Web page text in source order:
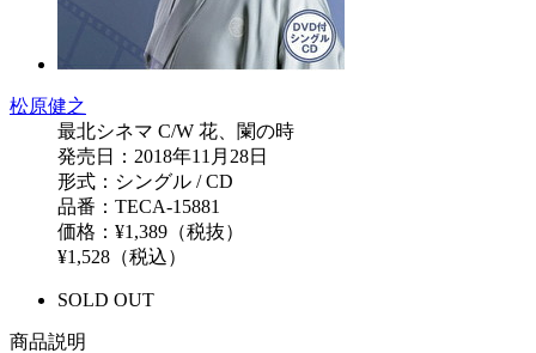
松原健之
最北シネマ C/W 花、闌の時
発売日：2018年11月28日
形式：シングル / CD
品番：TECA-15881
価格：¥1,389（税抜）
¥1,528（税込）
SOLD OUT
商品説明